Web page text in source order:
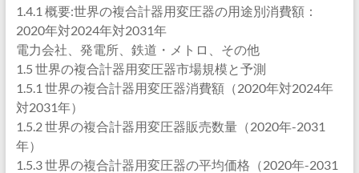
1.4.1 概要:世界の複合計器用変圧器の用途別消費額：
2020年対2024年対2031年
電力会社、発電所、鉄道・メトロ、その他
1.5 世界の複合計器用変圧器市場規模と予測
1.5.1 世界の複合計器用変圧器消費額（2020年対2024年
対2031年）
1.5.2 世界の複合計器用変圧器販売数量（2020年-2031
年）
1.5.3 世界の複合計器用変圧器の平均価格（2020年-2031